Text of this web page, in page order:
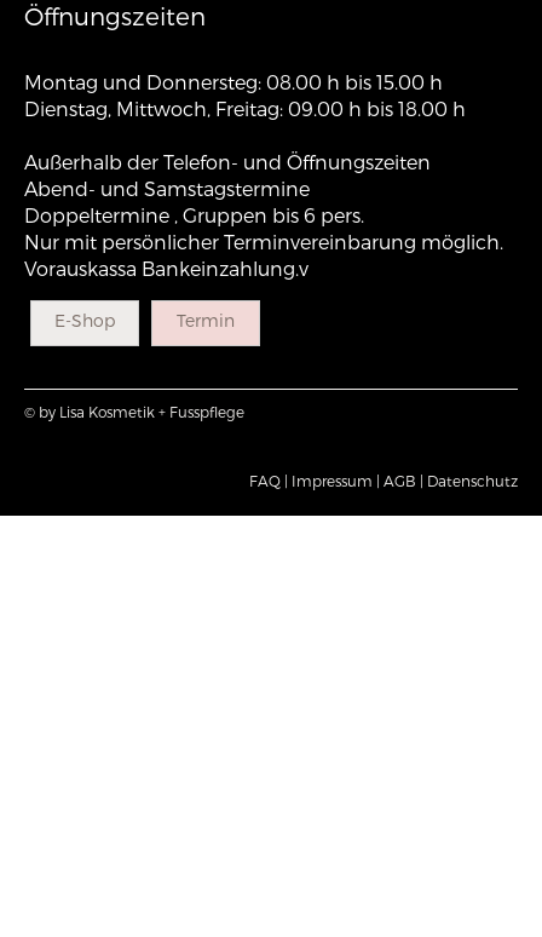
Öffnungszeiten
Montag und Donnersteg: 08.00 h bis 15.00 h
Dienstag, Mittwoch, Freitag: 09.00 h bis 18.00 h
Außerhalb der Telefon- und Öffnungszeiten
Abend- und Samstagstermine
Doppeltermine , Gruppen bis 6 pers.
Nur mit persönlicher Terminvereinbarung möglich.
Vorauskassa Bankeinzahlung.v
E-Shop Termin
© by Lisa Kosmetik + Fusspflege
FAQ | Impressum | AGB | Datenschutz